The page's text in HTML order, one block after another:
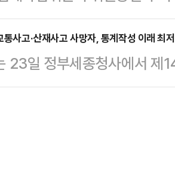
'을 했다. 그러면서 "우리 당
계 시도를 비판하는 발언을
었던 만큼 김 전 장관이 왜
경기도지사 선거 출마를 위
달했다. 사임시점은 연말까
상된다.다만 추 의원에 대
이끄는 법사위의 돌발행동
통사고·산재사고 사망자, 통계작성 이래 최
23일 정부세종청사에서 제
'를 개최하고 교통사고, 산재